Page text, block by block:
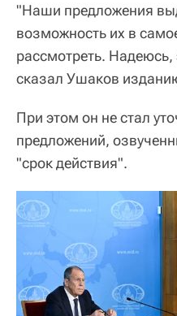
"Наши предложения
возможность их в
рассмотреть. Надеюсь,
сказал Ушаков
При этом он не стал
предложений,
"срок действия".